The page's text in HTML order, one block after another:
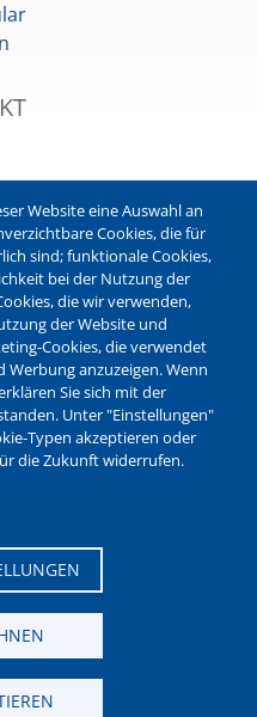
der Stadt Waltrop
Website eine Auswahl an
Cookies, die für
sind; funktionale Cookies,
bei der Nutzung der
die wir verwenden,
der Website und
Cookies, die verwendet
anzuzeigen. Wenn
Sie sich mit der
Unter "Einstellungen"
Typen akzeptieren oder
die Zukunft widerrufen.